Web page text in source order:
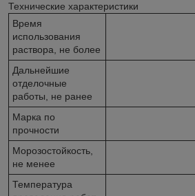
Технические характеристики
Время
использования
раствора, не более
Дальнейшие
отделочные
работы, не ранее
Марка по
прочности
Морозостойкость,
не менее
Температура